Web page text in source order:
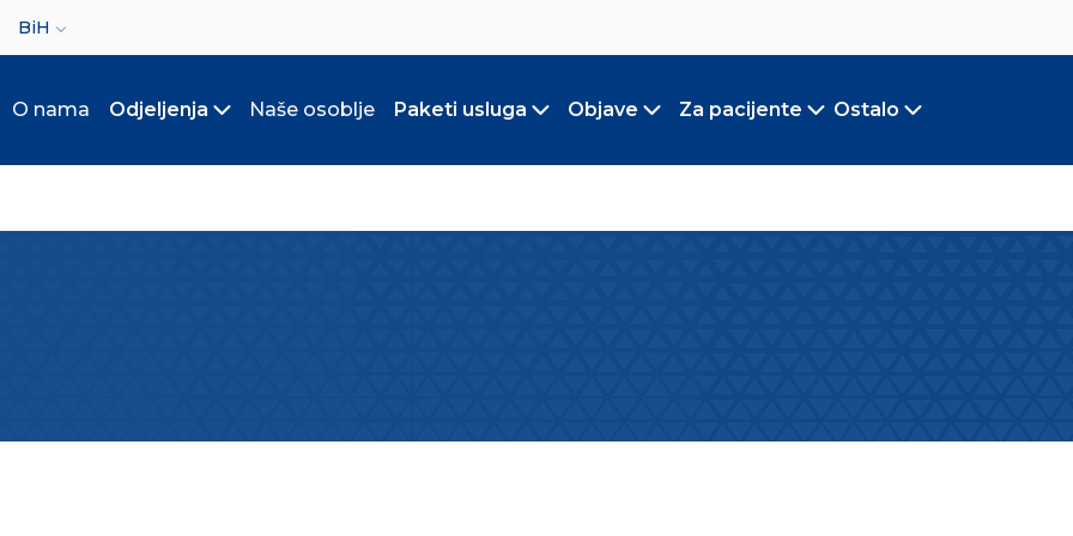
your language
BiH
O nama Odjeljenja
Toggle submenu
Naše osoblje Paketi usluga
Toggle submenu
Objave
Toggle submenu
Za pacijente
Toggle submenu
Ostalo
Toggle